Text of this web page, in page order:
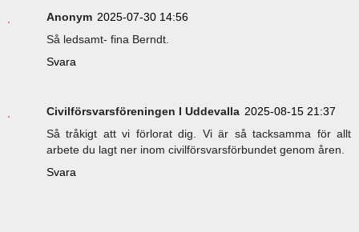
Anonym 2025-07-30 14:56
Så ledsamt- fina Berndt.
Svara
Civilförsvarsföreningen I Uddevalla 2025-08-15 21:37
Så tråkigt att vi förlorat dig. Vi är så tacksamma för allt
arbete du lagt ner inom civilförsvarsförbundet genom åren.
Svara